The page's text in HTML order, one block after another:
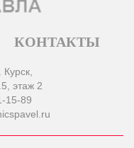
КОНТАКТЫ
Курск,
этаж 2
15-89